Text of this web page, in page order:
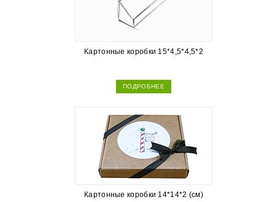
Картонные коробки 15*4,5*4,5*2
ПОДРОБНЕЕ
Картонные коробки 14*14*2 (см)